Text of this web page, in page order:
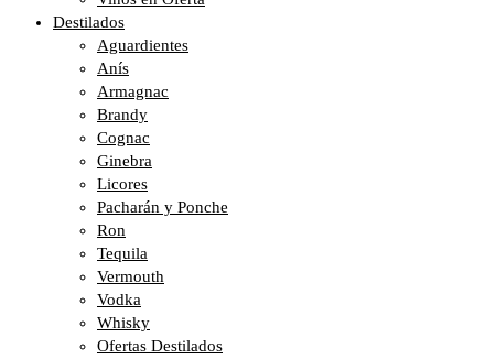
Destilados
Aguardientes
Anís
Armagnac
Brandy
Cognac
Ginebra
Licores
Pacharán y Ponche
Ron
Tequila
Vermouth
Vodka
Whisky
Ofertas Destilados